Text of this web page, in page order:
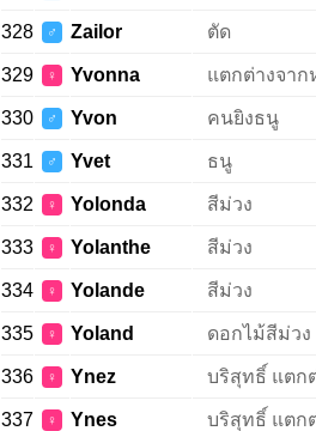
328 ♂ Zailor ตัด
329 ♀ Yvonna แตกต่างจาก
330 ♂ Yvon คนยิงธนู
331 ♂ Yvet ธนู
332 ♀ Yolonda สีม่วง
333 ♀ Yolanthe สีม่วง
334 ♀ Yolande สีม่วง
335 ♀ Yoland ดอกไม้สีม่วง
336 ♀ Ynez บริสุทธิ์ แตก
337 ♀ Ynes บริสุทธิ์ แตก